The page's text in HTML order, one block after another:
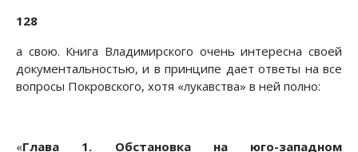
128
а свою. Книга Владимирского очень интересна своей
документальностью, и в принципе дает ответы на все
вопросы Покровского, хотя «лукавства» в ней полно:
«Глава 1. Обстановка на юго-западном